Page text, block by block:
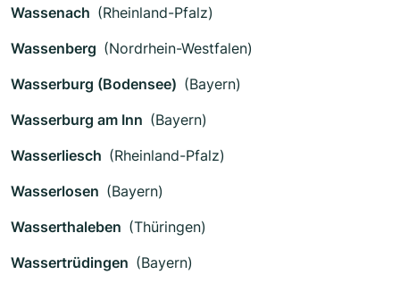
Wassenach (Rheinland-Pfalz)
Wassenberg (Nordrhein-Westfalen)
Wasserburg (Bodensee) (Bayern)
Wasserburg am Inn (Bayern)
Wasserliesch (Rheinland-Pfalz)
Wasserlosen (Bayern)
Wasserthaleben (Thüringen)
Wassertrüdingen (Bayern)